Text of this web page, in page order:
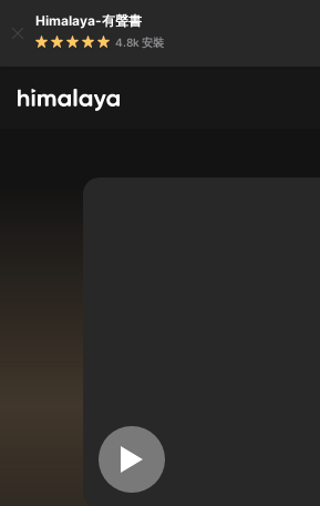
Himalaya-有聲書
4.8k 安裝